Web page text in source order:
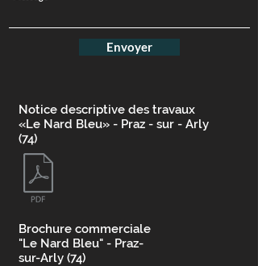
e
Envoyer
Notice descriptive des travaux
«Le Nard Bleu» - Praz - sur - Arly
(74)
Brochure commerciale
"Le Nard Bleu" - Praz-
sur-Arly (74)